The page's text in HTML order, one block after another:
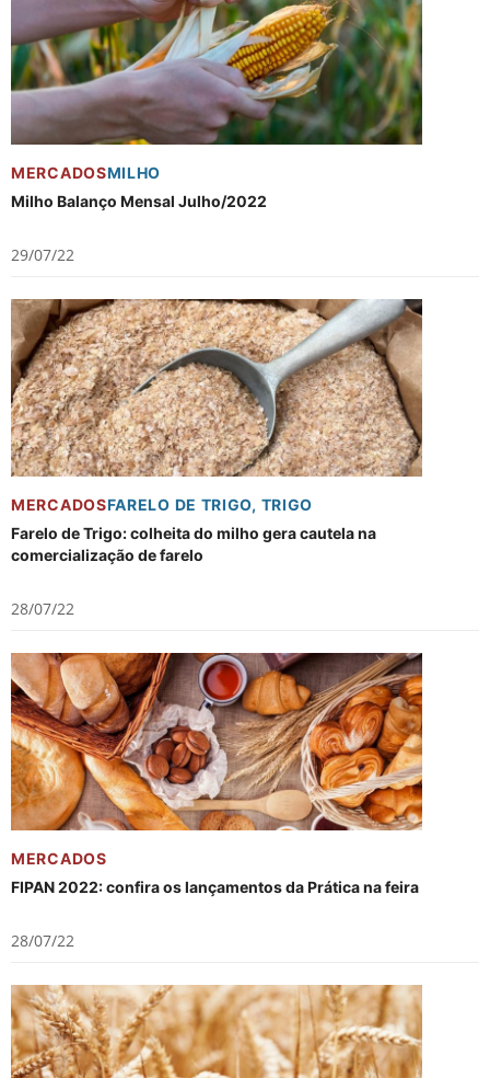
MERCADOSMILHO
Milho Balanço Mensal Julho/2022
29/07/22
MERCADOSFARELO DE TRIGO, TRIGO
Farelo de Trigo: colheita do milho gera cautela na
comercialização de farelo
28/07/22
MERCADOS
FIPAN 2022: confira os lançamentos da Prática na feira
28/07/22